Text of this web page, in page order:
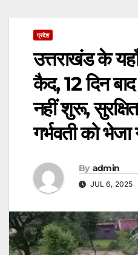
प्रदेश
उत्तराखंड के
कैद, 12 दिन
नहीं शुरू,
गर्भवती को भेजा
By admin
JUL 6, 2025